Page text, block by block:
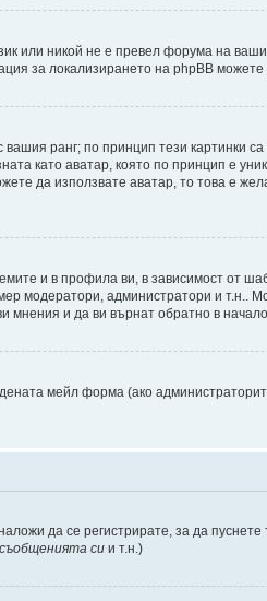
или никой не е превел форума на
за локализирането на phpBB
ранг; по принцип тези картинки
като аватар, която по принцип е
да използвате аватар, то това е
и в профила ви, в зависимост от
модератори, администратори и
и да ви върнат обратно в
мейл форма (ако
да се регистрирате, за да
си и т.н.)